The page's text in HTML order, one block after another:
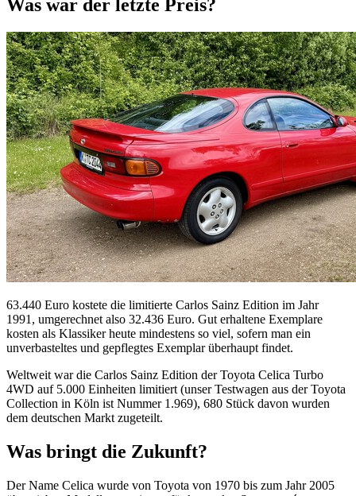
Was war der letzte Preis?
63.440 Euro kostete die limitierte Carlos Sainz Edition im Jahr
1991, umgerechnet also 32.436 Euro. Gut erhaltene Exemplare
kosten als Klassiker heute mindestens so viel, sofern man ein
unverbasteltes und gepflegtes Exemplar überhaupt findet.
Weltweit war die Carlos Sainz Edition der Toyota Celica Turbo
4WD auf 5.000 Einheiten limitiert (unser Testwagen aus der Toyota
Collection in Köln ist Nummer 1.969), 680 Stück davon wurden
dem deutschen Markt zugeteilt.
Was bringt die Zukunft?
Der Name Celica wurde von Toyota von 1970 bis zum Jahr 2005